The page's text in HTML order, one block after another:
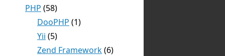
PHP (58)
DooPHP (1)
Yii (5)
Zend Framework(6)